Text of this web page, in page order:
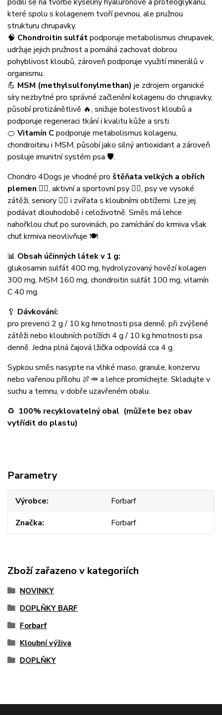
které spolu s kolagenem tvoří pevnou, ale pružnou
strukturu chrupavky.
🧠 Chondroitin sulfátpodporuje metabolismus chrupavek,
udržuje jejich pružnost a pomáhá zachovat dobrou
pohyblivost kloubů, zároveň podporuje využití minerálů v
organismu.
💪 MSM (methylsulfonylmethan) je zdrojem organické
síry nezbytné pro správné začlenění kolagenu do chrupavky,
působí protizánětlivě 🔥, snižuje bolestivost kloubů a
podporuje regeneraci tkání i kvalitu kůže a srsti.
🍊 Vitamín Cpodporuje metabolismus kolagenu,
chondroitinu i MSM, působí jako silný antioxidant a zároveň
posiluje imunitní systém psa 🛡️.
Chondro 4Dogs je vhodné pro štěňata velkých a obřích
plemen 🐕‍🍼, aktivní a sportovní psy 🏃‍♂️, psy ve vysoké
zátěži, seniory 🐕‍🦳 i zvířata s kloubními obtížemi. Lze jej
podávat dlouhodobě i celoživotně. Směs má lehce
nahořklou chuť po surovinách, po zamíchání do krmiva však
chuť krmiva neovlivňuje 🍽️.
📊 Obsah účinných látek v 1 g:
glukosamin sulfát 400 mg, hydrolyzovaný hovězí kolagen
300 mg, MSM 160 mg, chondroitin sulfát 100 mg, vitamín
C 40 mg.
🥄 Dávkování:
pro prevenci 2 g / 10 kg hmotnosti psa denně, při zvýšené
zátěži nebo kloubních potížích 4 g / 10 kg hmotnosti psa
denně. Jedna plná čajová lžička odpovídá cca 4 g.
Sypkou směs nasypte na vlhké maso, granule, konzervu
nebo vařenou přílohu 🍖🥕 a lehce promíchejte. Skladujte v
suchu a temnu, v dobře uzavřeném obalu.
♻️ 100% recyklovatelný obal (můžete bez obav
vytřídit do plastu)
Parametry
Výrobce
Forbarf
Značka
Forbarf
Zboží zařazeno v kategoriích
NOVINKY
DOPLŇKY BARF
Forbarf
Kloubní výživa
DOPLŇKY